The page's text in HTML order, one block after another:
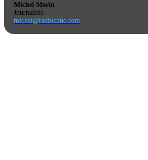
Michel Morin
Journaliste
michel@radiochnc.com